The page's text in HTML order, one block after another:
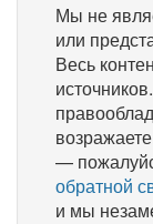
Мы не
или
Весь
—
обратной
и мы